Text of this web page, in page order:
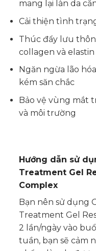
mang lại làn da
Cải thiện tình
Thúc đẩy lưu
collagen và elastin
Ngăn ngừa lão
kém săn chắc
Bảo vệ vùng mắt
và môi trường
Hướng dẫn sử
Treatment Gel
Complex
Bạn nên sử dụng
Treatment Gel
2 lần/ngày vào
tuần, bạn sẽ cảm